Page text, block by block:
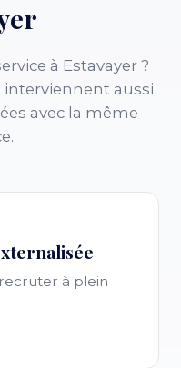
à Estavayer ?
aussi
avec la même
à plein